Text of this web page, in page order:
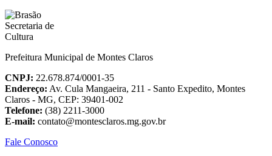
Prefeitura Municipal de Montes Claros
CNPJ: 22.678.874/0001-35
Endereço: Av. Cula Mangaeira, 211 - Santo Expedito, Montes
Claros - MG, CEP: 39401-002
Telefone: (38) 2211-3000
E-mail: contato@montesclaros.mg.gov.br
Fale Conosco